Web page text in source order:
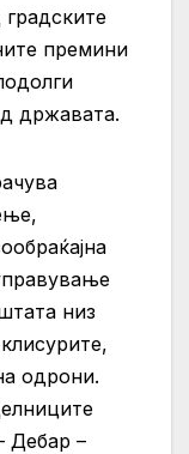
премини
државата.
низ
одрони.
Дебар –